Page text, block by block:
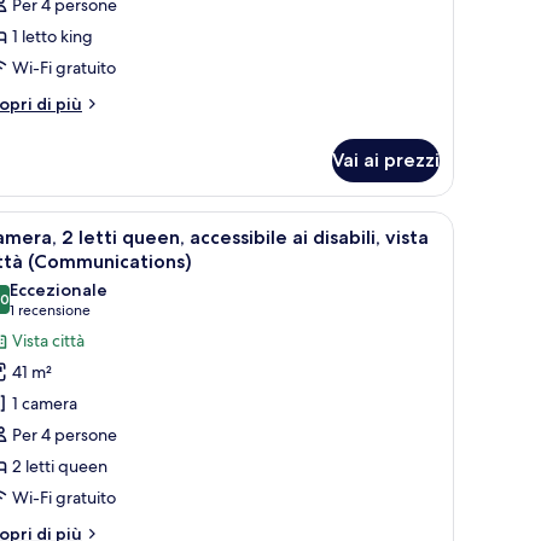
Per 4 persone
1 letto king
Wi-Fi gratuito
di più
Vai ai prezzi
scrivania, una sedia, una lampada e vista sulla città attraverso ampie
Un letto rifatto con cuscini bianchi e rossi,
4
2 letti queen, accessibile ai disabili, vista
(Communications)
su 10
Eccezionale
1 recensione
(1
recensione)
Vista città
41 m²
1 camera
Per 4 persone
2 letti queen
Wi-Fi gratuito
di più